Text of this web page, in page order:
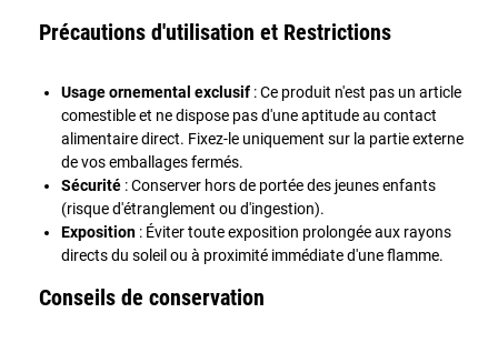
Précautions d'utilisation et Restrictions
Usage ornemental exclusif : Ce produit n'est pas un article
comestible et ne dispose pas d'une aptitude au contact
alimentaire direct. Fixez-le uniquement sur la partie externe
de vos emballages fermés.
Sécurité : Conserver hors de portée des jeunes enfants
(risque d'étranglement ou d'ingestion).
Exposition : Éviter toute exposition prolongée aux rayons
directs du soleil ou à proximité immédiate d'une flamme.
Conseils de conservation